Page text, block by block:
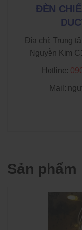
ĐÈN
Địa chỉ: Trung
Nguyễn Kim
Hotline:
Mail:
Sản phẩm